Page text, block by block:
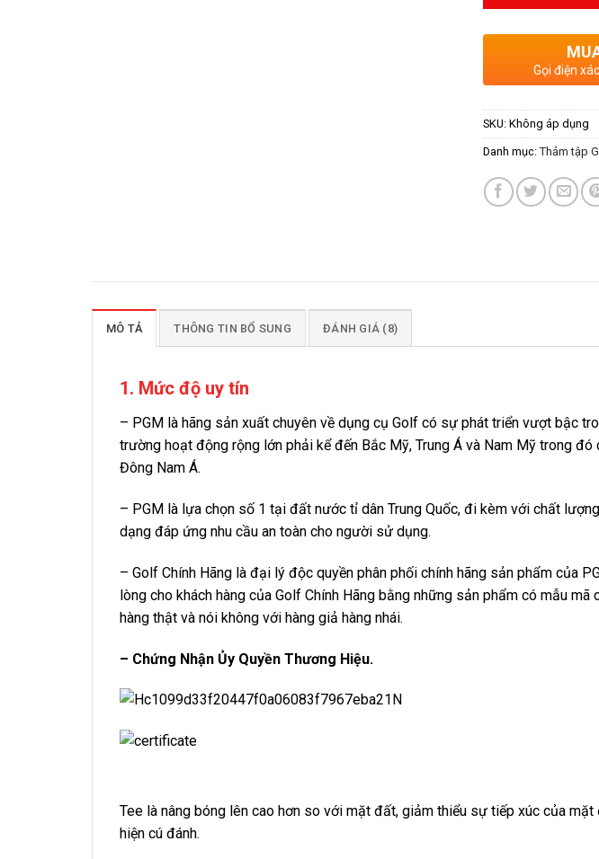
Gọi điện
SKU: Không áp dụng
Danh mục: Thảm tập
MÔ TẢ THÔNG TIN BỔ SUNG ĐÁNH GIÁ (8)
1. Mức độ uy tín
– PGM là hãng sản xuất chuyên về dụng cụ Golf có sự phát triển vượt bậc
trường hoạt động rộng lớn phải kể đến Bắc Mỹ, Trung Á và Nam Mỹ trong đó
Đông Nam Á.
– PGM là lựa chọn số 1 tại đất nước tỉ dân Trung Quốc, đi kèm với chất
dạng đáp ứng nhu cầu an toàn cho người sử dụng.
– Golf Chính Hãng là đại lý độc quyền phân phối chính hãng sản phẩm của
lòng cho khách hàng của Golf Chính Hãng bằng những sản phẩm có mẫu mã
hàng thật và nói không với hàng giả hàng nhái.
– Chứng Nhận Ủy Quyền Thương Hiệu.
Tee là nâng bóng lên cao hơn so với mặt đất, giảm thiểu sự tiếp xúc của
hiện cú đánh.